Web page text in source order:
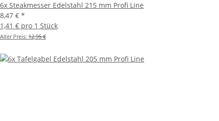
6x Steakmesser Edelstahl 215 mm Profi Line
8,47 € *
1,41 € pro 1 Stück
Alter Preis: 12,95 €